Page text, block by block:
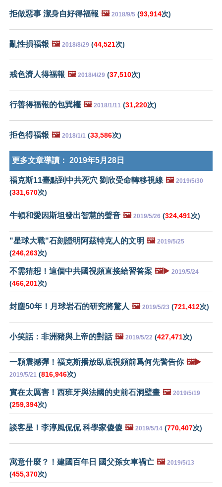
拒做惡事 潔身自好得福報 🖼️ 2018/9/5 (93,914次)
亂性損福報 🖼️ 2018/8/29 (44,521次)
戒色濟人得福報 🖼️ 2018/4/29 (37,510次)
行善得福報的包巽權 🖼️ 2018/1/11 (31,220次)
拒色得福報 🖼️ 2018/1/1 (33,586次)
更多文章導讀： 2019年5月28日
福克斯11臺點到中共死穴 劉欣受命轉移視線 🖼️ 2019/5/30
(331,670次)
牛頓和愛因斯坦發出智慧的聲音 🖼️ 2019/5/26 (324,491次)
"星球大戰"石刻證明阿茲特克人的文明 🖼️ 2019/5/25
(246,263次)
不需猜想！這個中共國視頻直接給習答案 🖼️▶️ 2019/5/24
(466,201次)
封塵50年！月球岩石的研究將驚人 🖼️ 2019/5/23 (721,412次)
小笑話：非洲豬與上帝的對話 🖼️ 2019/5/22 (427,471次)
一顆震撼彈！福克斯播放臥底視頻前爲何先警告你 🖼️▶️
2019/5/21 (816,946次)
實在太厲害！西班牙與法國的史前石洞壁畫 🖼️ 2019/5/19
(259,394次)
談客星！李淳風侃侃 科學家傻傻 🖼️ 2019/5/14 (770,407次)
寓意什麼？！建國百年日 國父孫女車禍亡 🖼️ 2019/5/13
(455,370次)